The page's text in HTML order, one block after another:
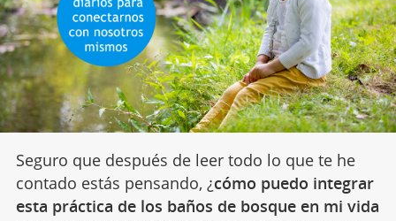
Seguro que después de leer todo lo que te he
contado estás pensando, ¿cómo puedo integrar
esta práctica de los baños de bosque en mi vida